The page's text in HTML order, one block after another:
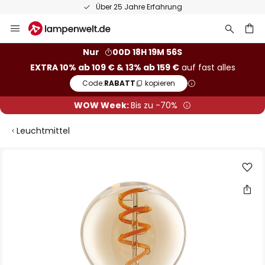
Über 25 Jahre Erfahrung
Inhalt
Nur
00D 18H 19M 55S
EXTRA 10% ab 109 € & 13% ab 159 €auf fast alles
Code:RABATT kopieren
WOW Week:Bis zu -70%
Leuchtmittel